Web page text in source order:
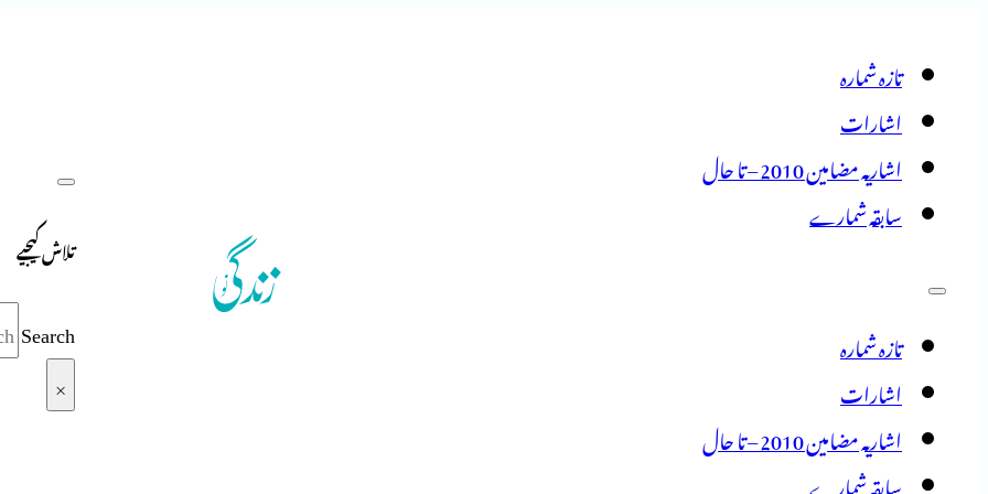
تازہ شمارہ
اشارات
اشاریہ مضامین 2010 – تا حال
سابقہ شمارے
تازہ شمارہ
اشارات
اشاریہ مضامین 2010 – تا حال
سابقہ شمارے
تلاش کیجیے
Search
×